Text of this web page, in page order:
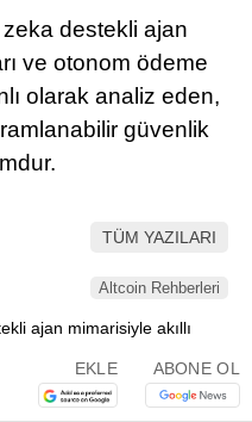
Pinterest
LinkedIn
destekli ajan
ve otonom ödeme
olarak analiz eden,
güvenlik
TÜM YAZILARI
Altcoin Rehberleri
EKLE ABONE OL